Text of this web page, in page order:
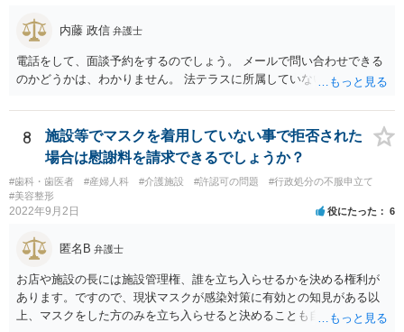
内藤 政信 弁護士
電話をして、面談予約をするのでしょう。 メールで問い合わせできる
のかどうかは、わかりません。 法テラスに所属していないので。
8
施設等でマスクを着用していない事で拒否された
場合は慰謝料を請求できるでしょうか？
#歯科・歯医者 #産婦人科 #介護施設 #許認可の問題
#行政処分の不服申立て
#美容整形
2022年9月2日 役にたった 6
匿名B 弁護士
お店や施設の長には施設管理権、誰を立ち入らせるかを決める権利が
あります。ですので、現状マスクが感染対策に有効との知見がある以
上、マスクをした方のみを立ち入らせると決めることも自由であり、